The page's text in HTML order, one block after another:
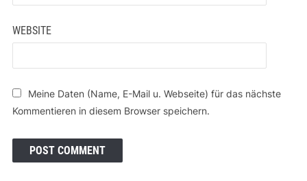
WEBSITE
Meine Daten (Name, E-Mail u. Webseite) für das nächste
Kommentieren in diesem Browser speichern.